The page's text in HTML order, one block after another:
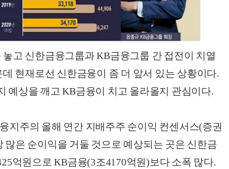
고 신한금융그룹과 KB금융그룹 간 접전이 치열
현재로선 신한금융이 좀 더 앞서 있는 상황이다.
예상을 깨고 KB금융이 치고 올라올지 관심이다.
지주의 올해 연간 지배주주 순이익 컨센서스(증권
은 순이익을 거둘 것으로 예상되는 곳은 신한금
억원으로 KB금융(3조4170억원)보다 소폭 많다.